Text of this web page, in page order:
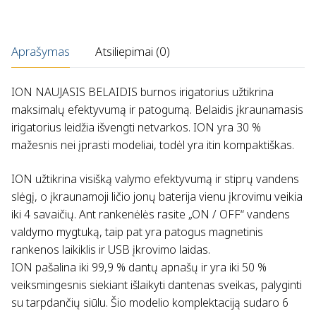
Aprašymas Atsiliepimai (0)
ION NAUJASIS BELAIDIS burnos irigatorius užtikrina
maksimalų efektyvumą ir patogumą. Belaidis įkraunamasis
irigatorius leidžia išvengti netvarkos. ION yra 30 %
mažesnis nei įprasti modeliai, todėl yra itin kompaktiškas.
ION užtikrina visišką valymo efektyvumą ir stiprų vandens
slėgį, o įkraunamoji ličio jonų baterija vienu įkrovimu veikia
iki 4 savaičių. Ant rankenėlės rasite „ON / OFF“ vandens
valdymo mygtuką, taip pat yra patogus magnetinis
rankenos laikiklis ir USB įkrovimo laidas.
ION pašalina iki 99,9 % dantų apnašų ir yra iki 50 %
veiksmingesnis siekiant išlaikyti dantenas sveikas, palyginti
su tarpdančių siūlu. Šio modelio komplektaciją sudaro 6